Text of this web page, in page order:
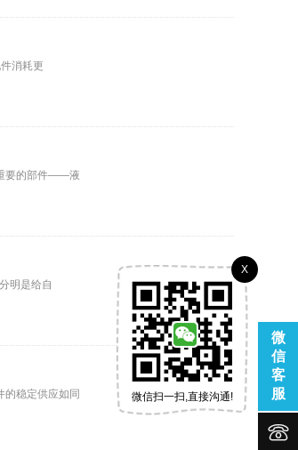
消耗更
要的部件——液
明是给自
的稳定供应如同
微
信
客
服
X
微信扫一扫,直接沟通!

